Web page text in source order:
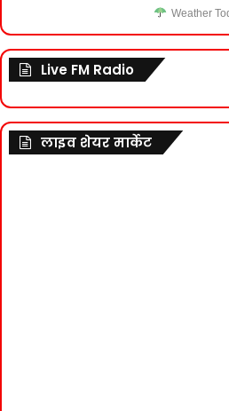
Weather
Live FM Radio
लाइव शेयर मार्केट